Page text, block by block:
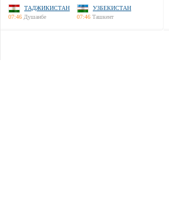
ТАДЖИКИСТАН
07:46 Душанбе
УЗБЕКИСТАН
07:46 Ташкент